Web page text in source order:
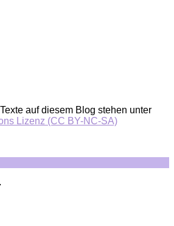
auf diesem Blog stehen unter
Lizenz (CC BY-NC-SA)